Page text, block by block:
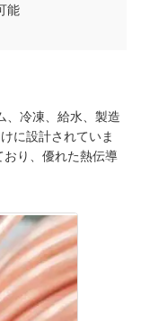
能
、冷凍、給水、製造
に設計されていま
り、優れた熱伝導